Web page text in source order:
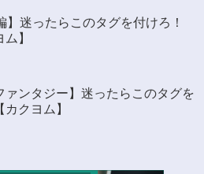
】迷ったらこのタグを付けろ！
ム】
ァンタジー】迷ったらこのタグを
クヨム】